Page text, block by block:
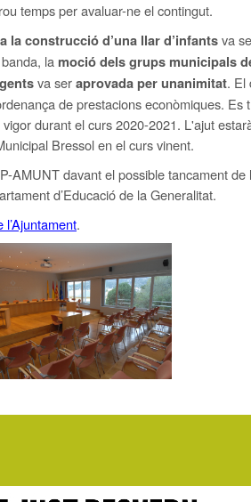
temps per avaluar-ne el contingut.
la construcció d’una llar d’infantsva
la moció dels grups municipals
va seraprovada per unanimitat. El
de prestacions econòmiques.
durant el curs 2020-2021. L'ajut
Bressol en el curs vinent.
davant el possible tancament
d’Educació de la Generalitat.
.